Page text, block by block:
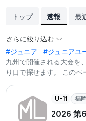
トップ 速報 最
さらに絞り込む
#ジュニア
#ジュニアユ
九州で開催される大会を
り口で探せます。 このペ
U-11 福
2026 第